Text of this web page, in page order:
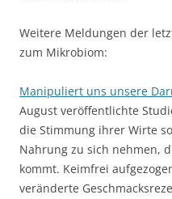
Weitere Meldungen der
zum Mikrobiom:
Manipuliert uns unsere
August veröffentlichte
die Stimmung ihrer Wirte
Nahrung zu sich nehmen,
kommt. Keimfrei
veränderte